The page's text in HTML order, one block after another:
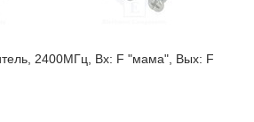
2400МГц, Вх: F "мама", Вых: F